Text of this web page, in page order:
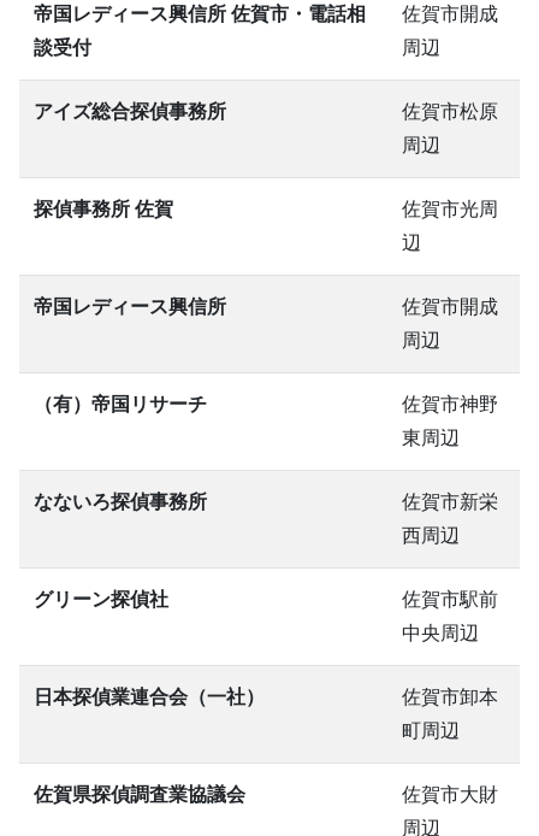
帝国レディース興信所 佐賀市・電話相
談受付
佐賀市開成
周辺
アイズ総合探偵事務所
佐賀市松原
周辺
探偵事務所 佐賀
佐賀市光周
辺
帝国レディース興信所
佐賀市開成
周辺
（有）帝国リサーチ
佐賀市神野
東周辺
なないろ探偵事務所
佐賀市新栄
西周辺
グリーン探偵社
佐賀市駅前
中央周辺
日本探偵業連合会（一社）
佐賀市卸本
町周辺
佐賀県探偵調査業協議会
佐賀市大財
周辺